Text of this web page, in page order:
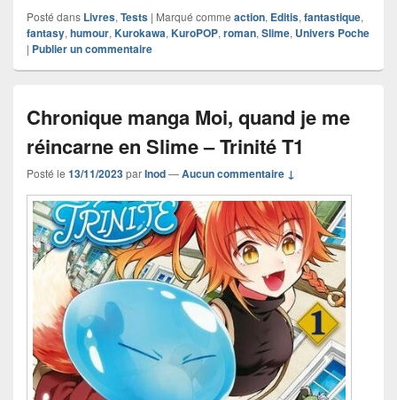
Posté dans Livres, Tests | Marqué comme action, Editis, fantastique,
fantasy, humour, Kurokawa, KuroPOP, roman, Slime, Univers Poche
| Publier un commentaire
Chronique manga Moi, quand je me
réincarne en Slime – Trinité T1
Posté le 13/11/2023parInod—Aucun commentaire ↓